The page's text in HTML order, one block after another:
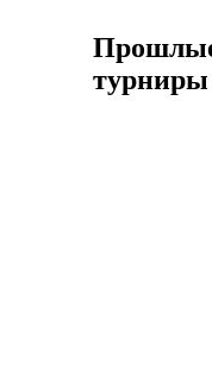
турниры